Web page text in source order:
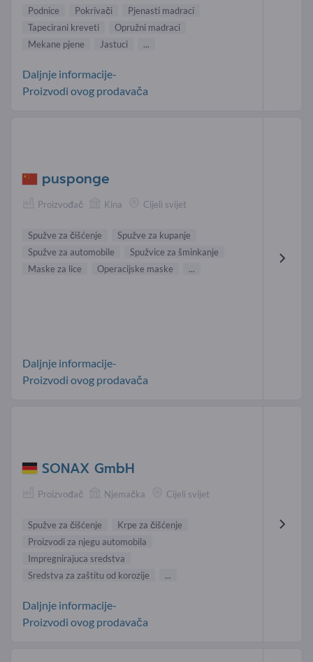
Podnice
Pokrivači
Pjenasti madraci
Tapecirani kreveti
Opružni madraci
Mekane pjene
Jastuci ...
Daljnje informacije-
Proizvodi ovog prodavača
pusponge
Proizvođač Kina Cijeli svijet
Spužve za čišćenje
Spužve za kupanje
Spužve za automobile
Spužvice za šminkanje
Maske za lice
Operacijske maske ...
Daljnje informacije-
Proizvodi ovog prodavača
SONAX GmbH
Proizvođač Njemačka Cijeli svijet
Spužve za čišćenje
Krpe za čišćenje
Proizvodi za njegu automobila
Impregnirajuca sredstva
Sredstva za zaštitu od korozije
...
Daljnje informacije-
Proizvodi ovog prodavača